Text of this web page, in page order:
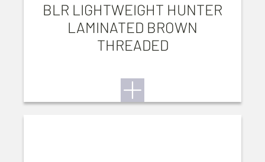
BLR LIGHTWEIGHT HUNTER
LAMINATED BROWN
THREADED